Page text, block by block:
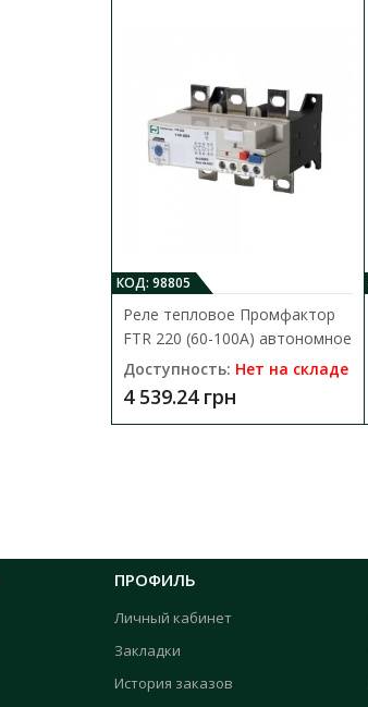
КОД: 98805
Реле тепловое Промфактор
FTR 220 (60-100A) автономное
Доступность: Нет на складе
4 539.24 грн
ПРОФИЛЬ
Личный кабинет
Закладки
История заказов